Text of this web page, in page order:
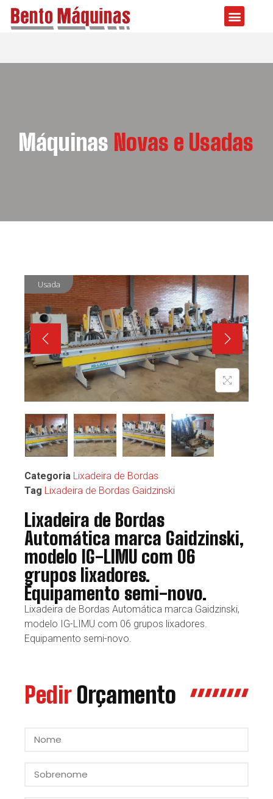
Máquinas Novas e Usadas
Categoria Lixadeira de Bordas
Tag Lixadeira de Bordas Gaidzinski
Lixadeira de Bordas
Automática marca Gaidzinski,
modelo IG-LIMU com 06
grupos lixadores.
Equipamento semi-novo.
Lixadeira de Bordas Automática marca Gaidzinski,
modelo IG-LIMU com 06 grupos lixadores.
Equipamento semi-novo.
Pedir Orçamento
Usada